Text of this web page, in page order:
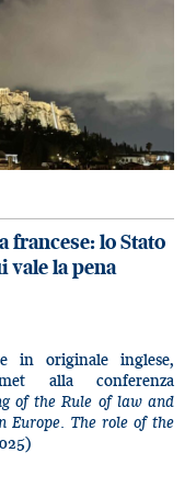
lo Stato
la pena
in originale inglese,
alla conferenza
of the Rule of law and
Europe. The role of the